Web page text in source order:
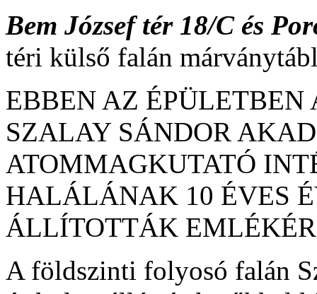
Bem József tér 18/C és
téri külső falán
EBBEN AZ
SZALAY SÁNDOR
ATOMMAGKUTATÓ
HALÁLÁNAK 10 ÉVES
ÁLLÍTOTTÁK
A földszinti folyosó falán